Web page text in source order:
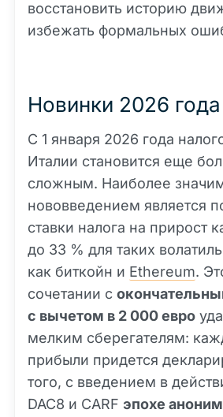
восстановить историю
избежать формальных
Новинки 2026 года
С 1 января 2026 года
Италии становится еще
сложным. Наиболее
нововведением является
ставки налога на прирост
до 33 % для таких
как биткойн и Ethereum.
сочетании с
с вычетом в 2 000 евро
мелким сберегателям:
прибыли придется
того, с введением в
DAC8 и CARF эпохе